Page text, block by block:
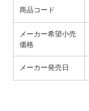
商品コード
メーカー希望小売
価格
メーカー発売日